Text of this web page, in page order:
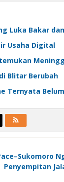
Luka Bakar dan
Usaha Digital
Blitar Berubah
Ternyata
Penyempitan